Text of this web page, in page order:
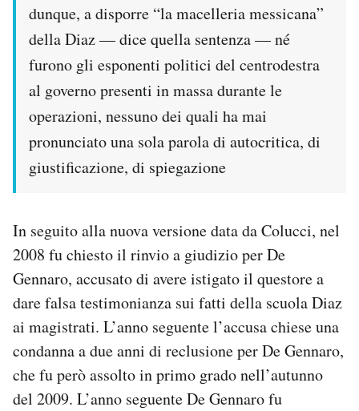
dunque, a disporre “la macelleria messicana”
della Diaz — dice quella sentenza — né
furono gli esponenti politici del centrodestra
al governo presenti in massa durante le
operazioni, nessuno dei quali ha mai
pronunciato una sola parola di autocritica, di
giustificazione, di spiegazione
In seguito alla nuova versione data da Colucci, nel
2008 fu chiesto il rinvio a giudizio per De
Gennaro, accusato di avere istigato il questore a
dare falsa testimonianza sui fatti della scuola Diaz
ai magistrati. L’anno seguente l’accusa chiese una
condanna a due anni di reclusione per De Gennaro,
che fu però assolto in primo grado nell’autunno
del 2009. L’anno seguente De Gennaro fu